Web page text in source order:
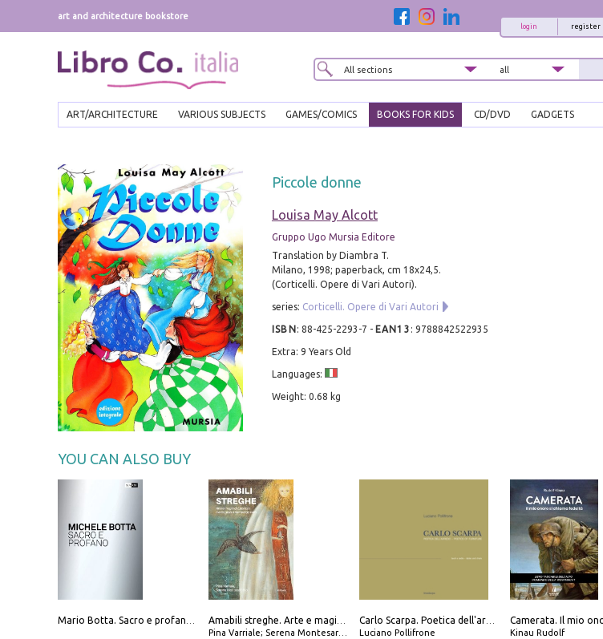
art and architecture bookstore
register
login
ART/ARCHITECTURE VARIOUS SUBJECTS GAMES/COMICS BOOKS FOR KIDS CD/DVD GADGETS
Piccole donne
Louisa May Alcott
Gruppo Ugo Mursia Editore
Translation by Diambra T.
Milano, 1998; paperback, cm 18x24,5.
(Corticelli. Opere di Vari Autori).
series: Corticelli. Opere di Vari Autori
ISBN : 88-425-2293-7 - EAN13 : 9788842522935
Extra: 9 Years Old
Languages:
Weight: 0.68 kg
YOU CAN ALSO BUY
Mario Botta. Sacro e profano-Sacred and profane
Amabili streghe. Arte e magie di Leonora Carrington e Remedios Varo
Pina Varriale; Serena Montesarchio
Carlo Scarpa. Poetica dell'arredo. Tavoli e sedie-Poetics of furniture. Tables and chairs. Ediz. bilingue
Luciano Pollifrone
Kinau Rudolf